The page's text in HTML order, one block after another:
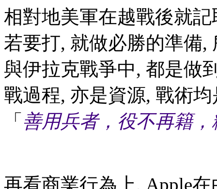
相對地美軍在越戰後就
若要打, 就做必勝的準備,
與伊拉克戰爭中, 都是做
戰過程, 亦是資源, 戰術
「 善用兵者，役不再籍
再看商業行為上, Apple在